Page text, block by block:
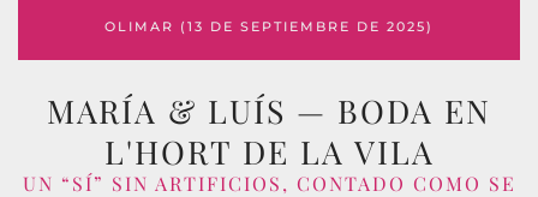
OLIMAR (13 DE SEPTIEMBRE DE 2025)
MARÍA & LUÍS — BODA EN
L'HORT DE LA VILA
UN “SÍ” SIN ARTIFICIOS, CONTADO COMO SE